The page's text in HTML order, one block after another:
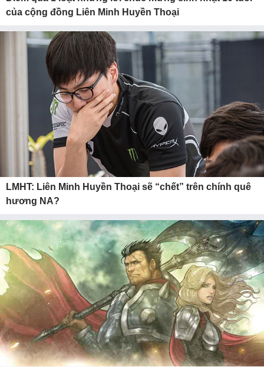
của cộng đồng Liên Minh Huyền Thoại
LMHT: Liên Minh Huyền Thoại sẽ “chết” trên chính quê
hương NA?